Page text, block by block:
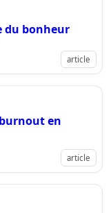
du bonheur
article
en
article